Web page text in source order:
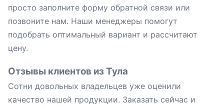
просто заполните форму обратной связи или
позвоните нам. Наши менеджеры помогут
подобрать оптимальный вариант и рассчитают
цену.
Отзывы клиентов из Тула
Сотни довольных владельцев уже оценили
качество нашей продукции. Заказать сейчас и